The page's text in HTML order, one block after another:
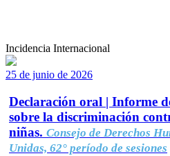
Incidencia Internacional
25 de junio de 2026
Declaración oral | Informe
sobre la discriminación
niñas. Consejo de Derechos
Unidas, 62° período de sesiones